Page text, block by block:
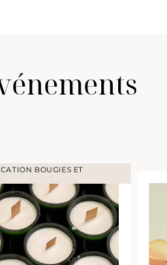
BOUGIES ET